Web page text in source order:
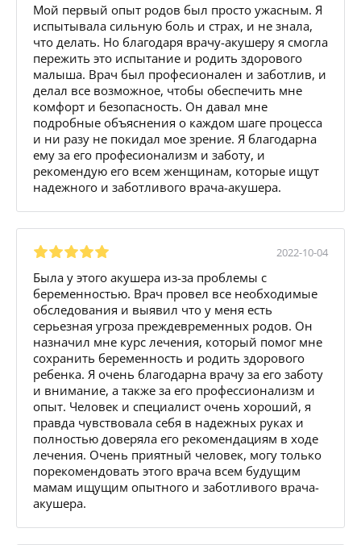
Мой первый опыт родов был просто ужасным. Я
испытывала сильную боль и страх, и не знала,
что делать. Но благодаря врачу-акушеру я смогла
пережить это испытание и родить здорового
малыша. Врач был професионален и заботлив, и
делал все возможное, чтобы обеспечить мне
комфорт и безопасность. Он давал мне
подробные объяснения о каждом шаге процесса
и ни разу не покидал мое зрение. Я благодарна
ему за его професионализм и заботу, и
рекомендую его всем женщинам, которые ищут
надежного и заботливого врача-акушера.
2022-10-04
Была у этого акушера из-за проблемы с
беременностью. Врач провел все необходимые
обследования и выявил что у меня есть
серьезная угроза преждевременных родов. Он
назначил мне курс лечения, который помог мне
сохранить беременность и родить здорового
ребенка. Я очень благодарна врачу за его заботу
и внимание, а также за его профессионализм и
опыт. Человек и специалист очень хороший, я
правда чувствовала себя в надежных руках и
полностью доверяла его рекомендациям в ходе
лечения. Очень приятный человек, могу только
порекомендовать этого врача всем будущим
мамам ищущим опытного и заботливого врача-
акушера.